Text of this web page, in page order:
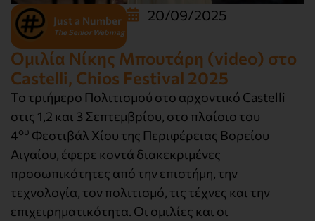
Just a Number
The Senior Webmag
20/09/2025
Ομιλία Νίκης Μπουτάρη (video) στο
Castelli, Chios Festival 2025
Το τριήμερο Πολιτισμού στο αρχοντικό Castelli
στις 1,2 και 3 Σεπτεμβρίου, στο πλαίσιο του
4ου Φεστιβάλ Χίου της Περιφέρειας Βορείου
Αιγαίου, έφερε κοντά διακεκριμένες
προσωπικότητες από την επιστήμη, την
τεχνολογία, τον πολιτισμό, τις τέχνες και την
επιχειρηματικότητα. Οι ομιλίες και οι